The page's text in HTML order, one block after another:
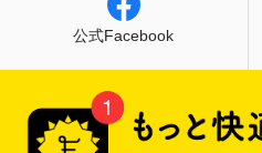
公式Facebook